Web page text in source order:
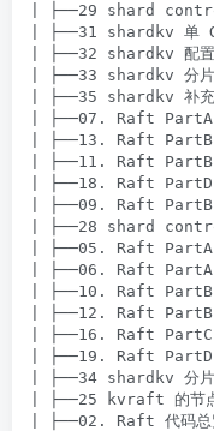
| ├──29 shard
| ├──31 shardkv 单
| ├──32 shardkv 配
| ├──33 shardkv 分
| ├──35 shardkv 补
| ├──‌‬‍‌⁡⁣‍⁤‬‬‬⁤⁡⁣‍‬‍⁤⁡⁤⁡⁢‬⁢⁤‍‍‬⁡‌‍⁡‌‬07. Raft PartA 调试和小结.mov 190.70M
| ├──‍⁤⁡⁡⁢‍⁤⁡⁢‍‬⁣⁡‬⁡⁡‌⁣‬‬⁢⁡⁤⁢⁤‬‬‌⁤‬⁢⁡13. Raft PartB 调试和小结.mov 1.20G
| ├──‍‌⁣⁢⁡‌⁡⁡‌⁡⁡⁡‌‍‍⁢⁤⁡⁤‬‌‌⁡⁣‍‍‍⁢‌‬‌11. Raft PartB 选举日志比较.mov 355.93M
| ├──‍‬‬‍‬⁡‍‌⁣⁡⁡‌‌‍⁢‌⁡‌⁤⁤⁡⁢⁣⁡⁣⁢⁤⁡‌‬‌⁤⁣18. Raft PartD 日志重构.mov 2.16G
| ├──⁡⁢‬‌⁡‍⁡‬⁢⁤⁤⁡⁤‌‍‌‍‌⁢⁡‌‬⁢⁢⁡⁤⁣‬⁤⁣⁤‌09. Raft PartB 结构调整.mp4 23.44M
| ├──‬⁤‍⁢‌⁡⁢⁢⁤⁤‍‬‌⁣⁣‍⁢‍‍⁢⁢⁤⁤⁡‌‬⁡⁤‌⁤⁣⁣‬⁣‍‌⁤28 shard controller 的 Client 端处理.mp4 376.13M
| ├──‌⁢⁣‍‬⁡⁤⁡⁤⁤⁢⁤⁤⁢⁣‌⁤⁢‍‍⁢⁤⁡⁢⁢‍⁡⁣⁡‬⁤⁣05. Raft PartA 选举逻辑.mov 639.31M
| ├──‍⁡‬‍‌⁡⁢‬⁢⁣‌⁢⁤‌‍‌⁣⁤⁢‌⁣‌⁢⁢⁢‍⁡‌‍⁢‬⁡‬⁢06. Raft PartA 心跳逻辑.mp4 49.27M
| ├──‌‌‌⁢‌‍⁣⁡⁡⁢‬‍⁤‌‌⁤⁣⁢⁢‍⁣‍‌‍‌⁡⁡⁡⁡‌‬‌⁢‬⁢⁣10. Raft PartB 日志复制.mp4 92.49M
| ├──⁣⁣⁡⁢⁤‍⁣‍‍‍⁢⁢⁤⁣⁡⁢⁤⁢‌⁣‍⁤⁣⁡‬‌⁣⁤⁣⁡⁢12. Raft PartB 日志应用.mov 711.64M
| ├──‬⁤⁣⁢‌⁣⁡⁡‬⁢‌‍‍‍‌‌⁣⁢‍⁣‬⁢⁢‍⁤⁣‌‬⁤‌⁤‍⁤⁢16. Raft PartC 调试和小结.mp4 112.33M
| ├──‌‍‬⁢‬⁣⁡⁢⁢⁣⁡‬⁡‍‌‬⁣‍⁢⁡⁣⁢‌‬⁢⁣⁡⁣‬‬⁢⁣‍‌⁡19. Raft PartD 快照数据流.mp4 94.09M
| ├──‍⁢⁣‍⁡⁡⁡⁡⁢‍‌⁣‌⁣‬‬‌‬⁡‍‍‌‍⁢‍‌⁡‌⁣⁣⁢‬‬‬⁣34 shardkv 分片清理.mp4 494.21M
| ├──‌⁣⁢⁡‌⁤‍⁤‍⁡⁡‌‬⁣⁢⁢‍⁡‌⁣⁤⁣‍⁣⁡⁢⁢‍‬⁣‌⁤‍⁢⁤‌‌‌‍25 kvraft 的节点故障与重复请求.mp4 661.59M
| ├──‍⁢⁡‍⁣‌⁤⁤⁢‌‌⁢‬⁢‌⁤⁤⁤⁣‌‍⁤⁤‌⁣⁡⁣‬⁣‬⁣⁢‌⁤‬⁤⁣‍⁤⁢02. Raft 代码总览.mp4 59.50M